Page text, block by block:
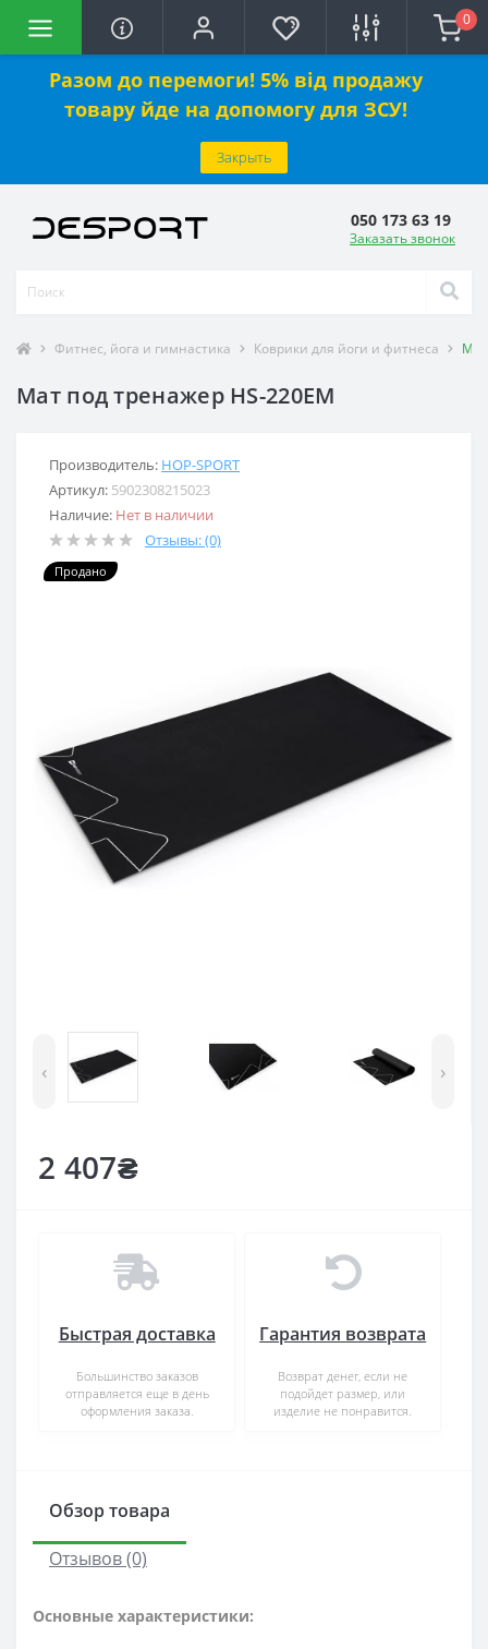
Разом до перемоги! 5% від продажу
товару йде на допомогу для ЗСУ!
Закрыть
0
050 173 63 19
Заказать звонок
Фитнес, йога и гимнастика Коврики для йоги и фитнеса
Мат под тренажер HS-220EM
Производитель: HOP-SPORT
Артикул: 5902308215023
Наличие: Нет в наличии
Отзывы: (0)
Продано
‹ ›
2 407₴
Быстрая доставка
Большинство заказов
отправляется еще в день
оформления заказа.
Гарантия возврата
Возврат денег, если не
подойдет размер, или
изделие не понравится.
Обзор товара
Отзывов (0)
Основные характеристики: